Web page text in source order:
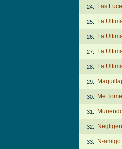
24. Las
25. La
26. La
27. La
28. La
29.
30. Me
31.
32.
33. N-amigo